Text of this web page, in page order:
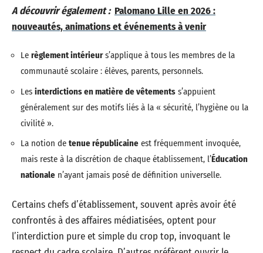
A découvrir également : Palomano Lille en 2026 :
nouveautés, animations et événements à venir
Le règlement intérieurs’applique à tous les membres de la
communauté scolaire : élèves, parents, personnels.
Les interdictions en matière de vêtements s’appuient
généralement sur des motifs liés à la « sécurité, l’hygiène ou la
civilité ».
La notion de tenue républicaine est fréquemment invoquée,
mais reste à la discrétion de chaque établissement, l’Éducation
nationale n’ayant jamais posé de définition universelle.
Certains chefs d’établissement, souvent après avoir été
confrontés à des affaires médiatisées, optent pour
l’interdiction pure et simple du crop top, invoquant le